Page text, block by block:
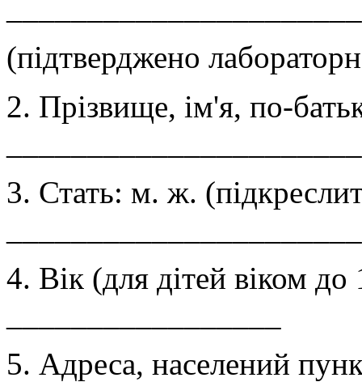
(підтверджено
2. Прізвище, ім'я, по-
3. Стать: м. ж.
4. Вік (для дітей віком
5. Адреса, населений